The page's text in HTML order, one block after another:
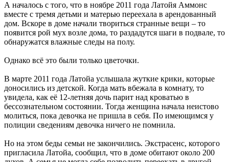
А началось с того, что в ноябре 2011 года Латойя Аммонс
вместе с тремя детьми и матерью переехала в арендованный
дом. Вскоре в доме начали твориться странные вещи – то
появится рой мух возле дома, то раздадутся шаги в подвале, то
обнаружатся влажные следы на полу.
Однако всё это были только цветочки.
В марте 2011 года Латойа услышала жуткие крики, которые
доносились из детской. Когда мать вбежала в комнату, то
увидела, как её 12-летняя дочь парит над кроватью в
бессознательном состоянии. Тогда женщина начала неистово
молиться, пока девочка не пришла в себя. По имеющимся у
полиции сведениям девочка ничего не помнила.
Но на этом беды семьи не закончились. Экстрасенс, которого
пригласила Латойа, сообщил, что в доме обитают около 200